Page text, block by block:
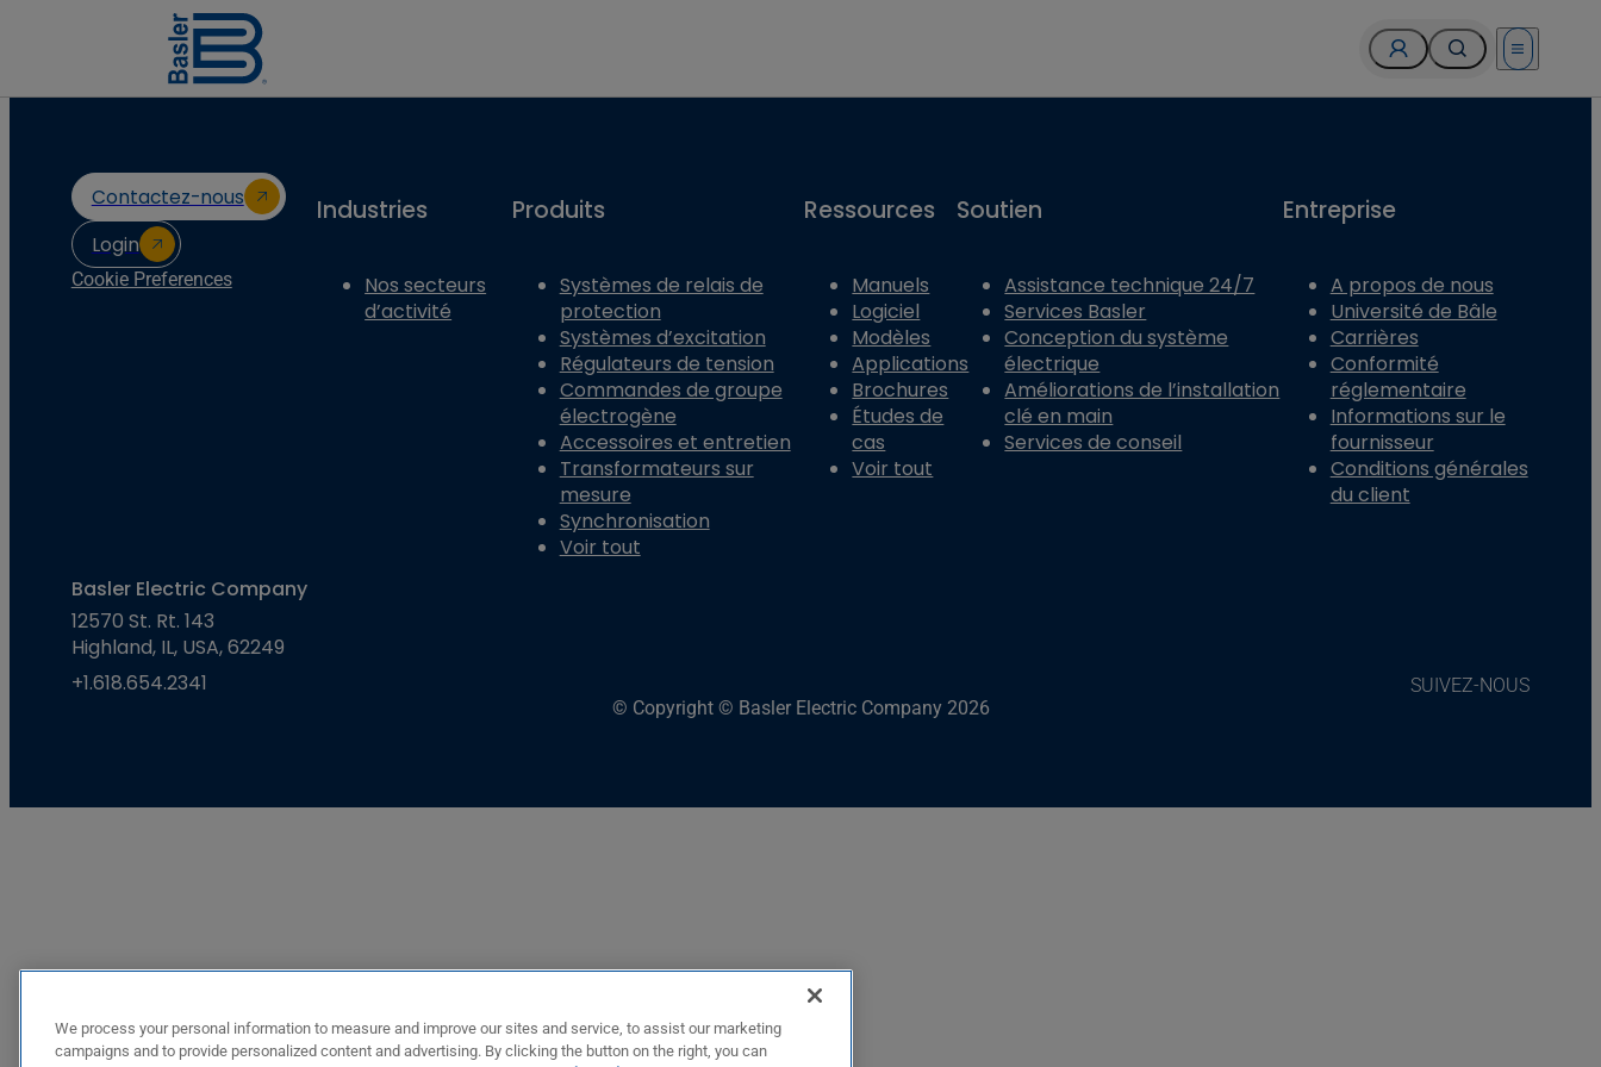
Open menu
Contactez-nous
Login
Cookie Preferences
Industries
Nos secteurs
d’activité
Produits
Systèmes de relais de
protection
Systèmes d’excitation
Régulateurs de tension
Commandes de groupe
électrogène
Accessoires et entretien
Transformateurs sur
mesure
Synchronisation
Voir tout
Ressources
Manuels
Logiciel
Modèles
Applications
Brochures
Études de
cas
Voir tout
Soutien
Assistance technique 24/7
Services Basler
Conception du système
électrique
Améliorations de l’installation
clé en main
Services de conseil
Entreprise
A propos de nous
Université de Bâle
Carrières
Conformité
réglementaire
Informations sur le
fournisseur
Conditions générales
du client
Basler Electric Company
12570 St. Rt. 143
Highland, IL, USA, 62249
+1.618.654.2341
SUIVEZ-NOUS
© Copyright © Basler Electric Company 2026
We process your personal information to measure and improve our sites and service, to assist our marketing
campaigns and to provide personalized content and advertising. By clicking the button on the right, you can